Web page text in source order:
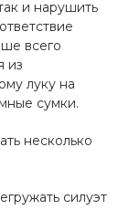
и нарушить
всего
из
луку на
сумки.
несколько
силуэт